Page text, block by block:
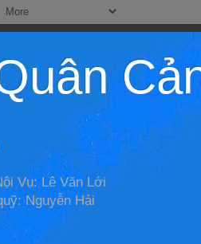
Vụ: Lê Văn Lới
Nguyễn Hải